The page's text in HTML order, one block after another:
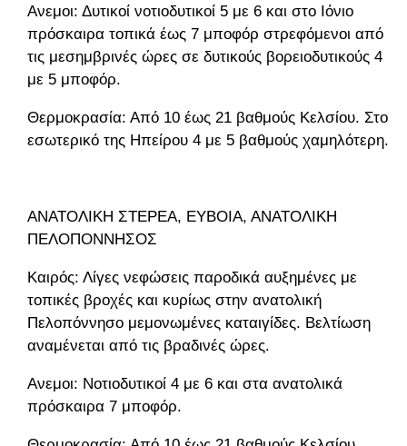
Ανεμοι: Δυτικοί νοτιοδυτικοί 5 με 6 και στο Ιόνιο
πρόσκαιρα τοπικά έως 7 μποφόρ στρεφόμενοι από
τις μεσημβρινές ώρες σε δυτικούς βορειοδυτικούς 4
με 5 μποφόρ.
Θερμοκρασία: Από 10 έως 21 βαθμούς Κελσίου. Στο
εσωτερικό της Ηπείρου 4 με 5 βαθμούς χαμηλότερη.
ΑΝΑΤΟΛΙΚΗ ΣΤΕΡΕΑ, ΕΥΒΟΙΑ, ΑΝΑΤΟΛΙΚΗ
ΠΕΛΟΠΟΝΝΗΣΟΣ
Καιρός: Λίγες νεφώσεις παροδικά αυξημένες με
τοπικές βροχές και κυρίως στην ανατολική
Πελοπόννησο μεμονωμένες καταιγίδες. Βελτίωση
αναμένεται από τις βραδινές ώρες.
Ανεμοι: Νοτιοδυτικοί 4 με 6 και στα ανατολικά
πρόσκαιρα 7 μποφόρ.